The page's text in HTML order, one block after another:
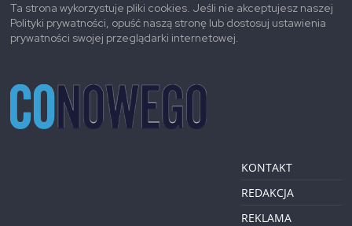
Ta strona wykorzystuje pliki cookies. Jeśli nie akceptujesz naszej
Polityki prywatności, opuść naszą stronę lub dostosuj ustawienia
prywatności swojej przeglądarki internetowej.
KONTAKT
REDAKCJA
REKLAMA